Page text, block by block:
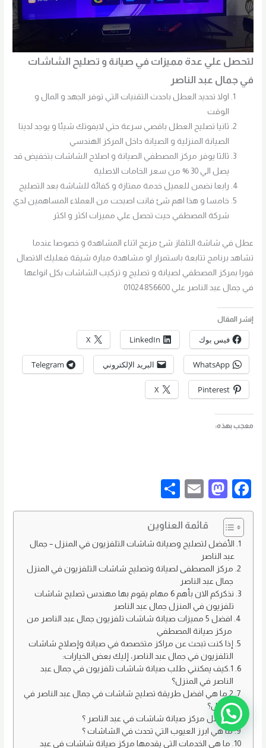
لتحصل علي عدة مميزات في صيانة و تصليح الشاشات
في جمال عبد الناصر
اولا تحديد العطل باحدث التقنيات التي توفر الجهد و المال و
الوقت
ثانيا تصليح العطل باقصي سرعة حتي لايفوتك شيئا و يوجد لدينا
الصيانة المنزلية و الصيانة داخل المركز الهندسي
ثالثا يوفر مركز المصطفي الصيانة و اصلاح الشاشات بتخفيض قد
يصل الي 30 % من سعر الخامات الاصلية
رابعا نضمن للعميل خدمة ممتازة و كفائة للشاشة بعد التصليح
خامسا و هذا اهم شئ فانت اصبحت من العملاء المساهمين لدي
شركة المصطفي حيث تحصل علي مميزات اكثر و اكثر
عطل في شاشة التلفاز شئ مزعج اثناء المشاهدة و خصوصا عندما
تشاهد برنامج تتابعة باستمرار او مشاهدة مبارة شيقة فعليك الاتصال
فورا بمركز المصطفي لصيانة و تصليح و تركيب الشاشات بكل انواعها
في جمال عبد الناصر علي 01024856600
إنشر المقال
فيس بوك LinkedIn
X
WhatsApp البريد الإلكتروني Telegram
Pinterest
X
معجب بهذه:
F
a
c
e
b
o
o
k
M
as
to
d
o
n
E
m
ail
h
ar
e
قائمة العناوين
الأفضل لتصليح وصيانة شاشات التلفزيون في المنزل – جمال
عبد الناصر
مركز المصطفى لصيانة وتصليح شاشات التلفزيون في المنزل
جمال عبد الناصر
نذكركم الان بأهم 6 مهام يقوم بها مهندس تصليح شاشات
تلفزيون في المنزل جمال عبد الناصر
افضل 5 مميزات صيانة شاشات تلفزيون جمال عبد الناصر من
مركز صيانة المصطفي
إذا كنت تبحث عن مراكز متخصصة في صيانة وإصلاح شاشات
التلفزيون في جمال عبد الناصر، إليك بعض الخيارات:
1.كيف يمكنني طلب صيانة شاشات تلفزيون في جمال عبد
الناصر في المنزل؟
2.ما هي افضل طريقة تصليح شاشات في جمال عبد الناصر في
المنزل؟
3.افضل مركز صيانة شاشات في عبد الناصر ؟
ما هي ابرز العيوب التي تحدث في الشاشات ؟
ما هي الخدمات التي يقدمها مركز صيانة شاشات في عبد